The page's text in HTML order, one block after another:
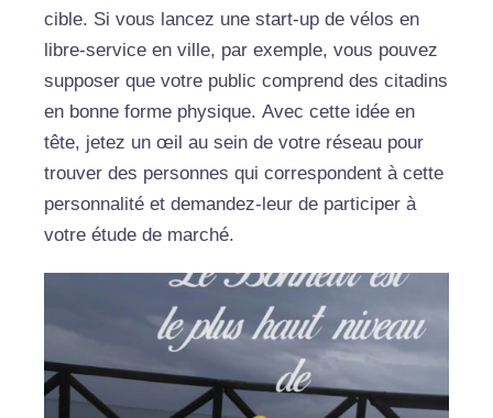
cible. Si vous lancez une start-up de vélos en
libre-service en ville, par exemple, vous pouvez
supposer que votre public comprend des citadins
en bonne forme physique. Avec cette idée en
tête, jetez un œil au sein de votre réseau pour
trouver des personnes qui correspondent à cette
personnalité et demandez-leur de participer à
votre étude de marché.